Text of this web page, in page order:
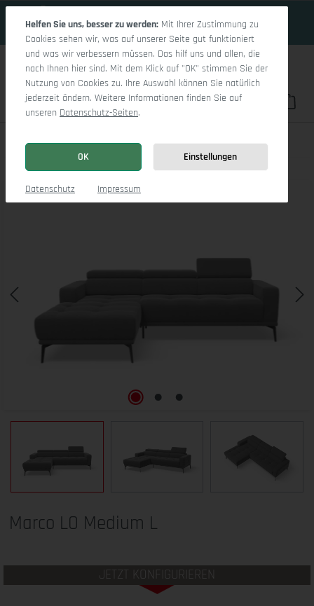
Du hast 0
Marco LO Medium L
Bildergalerie überspringen
Marco LO Medium L
JETZT KONFIGURIEREN
Helfen Sie uns, besser zu werden: Mit Ihrer Zustimmung zu
Cookies sehen wir, was auf unserer Seite gut funktioniert
und was wir verbessern müssen. Das hilf uns und allen, die
nach Ihnen hier sind. Mit dem Klick auf "OK" stimmen Sie der
Nutzung von Cookies zu. Ihre Auswahl können Sie natürlich
jederzeit ändern. Weitere Informationen finden Sie auf
unseren Datenschutz-Seiten.
OK Einstellungen
Datenschutz Impressum